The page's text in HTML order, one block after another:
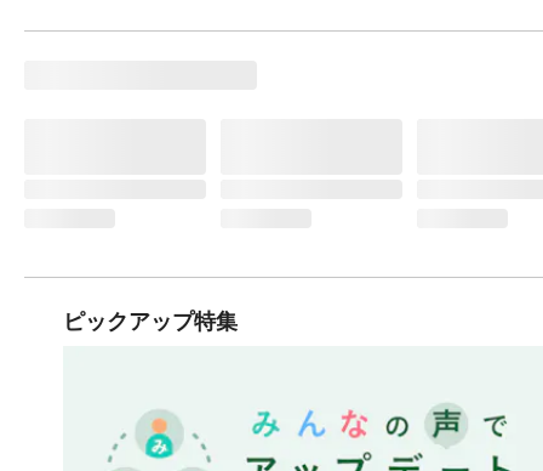
ピックアップ特集